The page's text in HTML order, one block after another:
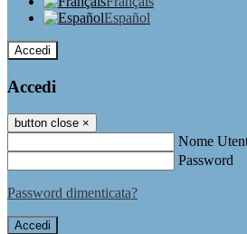
Español
Accedi
Accedi
button close ×
Nome
Password
Password dimenticata?